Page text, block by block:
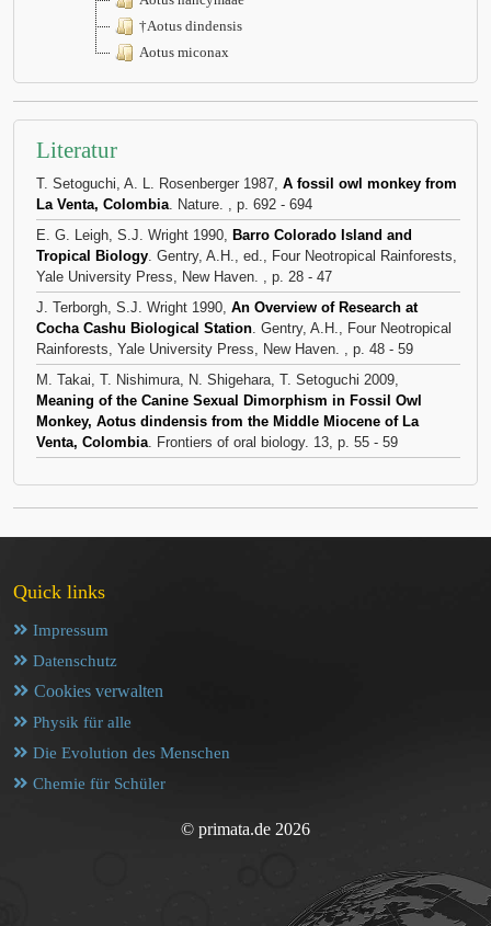
†Aotus dindensis
Aotus miconax
Literatur
T. Setoguchi, A. L. Rosenberger 1987, A fossil owl monkey from
La Venta, Colombia. Nature. , p. 692 - 694
E. G. Leigh, S.J. Wright 1990, Barro Colorado Island and
Tropical Biology. Gentry, A.H., ed., Four Neotropical Rainforests,
Yale University Press, New Haven. , p. 28 - 47
J. Terborgh, S.J. Wright 1990, An Overview of Research at
Cocha Cashu Biological Station. Gentry, A.H., Four Neotropical
Rainforests, Yale University Press, New Haven. , p. 48 - 59
M. Takai, T. Nishimura, N. Shigehara, T. Setoguchi 2009,
Meaning of the Canine Sexual Dimorphism in Fossil Owl
Monkey, Aotus dindensis from the Middle Miocene of La
Venta, Colombia. Frontiers of oral biology. 13, p. 55 - 59
Quick links
Impressum
Datenschutz
Cookies verwalten
Physik für alle
Die Evolution des Menschen
Chemie für Schüler
© primata.de 2026